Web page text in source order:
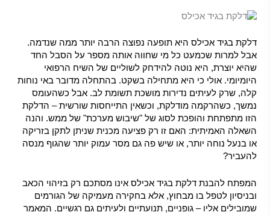
דלקת בגיד אכילס היא תופעה נפוצה הרבה יותר ממה שנדמה.
אבל למרות שכמעט כל מי שחווה אותה מספר על הסבל החד
שהיא יוצרת, היא נוטה להידחק לשוליים של השיח הרפואי
היומיומי. אולי כי היא מתחילה בשקט. בהתחלה מדובר באי נוחות
קלה, שרק לעיתים נדירות מושכת תשומת לב. אבל כשהעומס
נמשך, כשהרקמה מודלקת, וכשאין התייחסות שורשית – הדלקת
הזו מתפתחת והופכת לסוג של "שיבוש מערכת" של ממש. והנה
השאלה האמיתית: האם זו רק פציעה מכנית שניתן לתקן בזריקה
או בנעל נוחה יותר, או שיש פה גם מסר עמוק יותר שהגוף מנסה
להעביר?
המפתח להבנת דלקת בגיד אכילס אינו מסתכם רק בזיהוי הכאב
ובניסיון לטפל בו מבחוץ, אלא בחקירה מעמיקה של הגורמים
שמובילים אליו – גופניים, תנועתיים ולעיתים גם רגשיים. המאמר